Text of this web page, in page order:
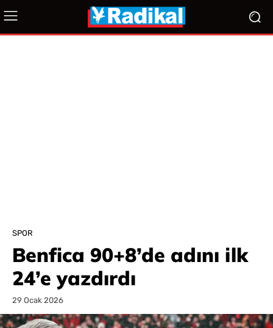
SPOR
Benfica 90+8’de adını ilk
24’e yazdırdı
29 Ocak 2026